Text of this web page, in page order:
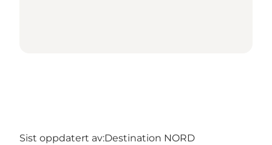
Sist oppdatert av:Destination NORD